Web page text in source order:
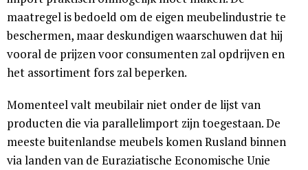
maatregel is bedoeld om de eigen meubelindustrie te
beschermen, maar deskundigen waarschuwen dat hij
vooral de prijzen voor consumenten zal opdrijven en
het assortiment fors zal beperken.
Momenteel valt meubilair niet onder de lijst van
producten die via parallelimport zijn toegestaan. De
meeste buitenlandse meubels komen Rusland binnen
via landen van de Euraziatische Economische Unie